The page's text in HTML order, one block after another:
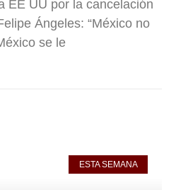
EE UU por la cancelación
Ángeles: “México no
se le
ESTA SEMANA